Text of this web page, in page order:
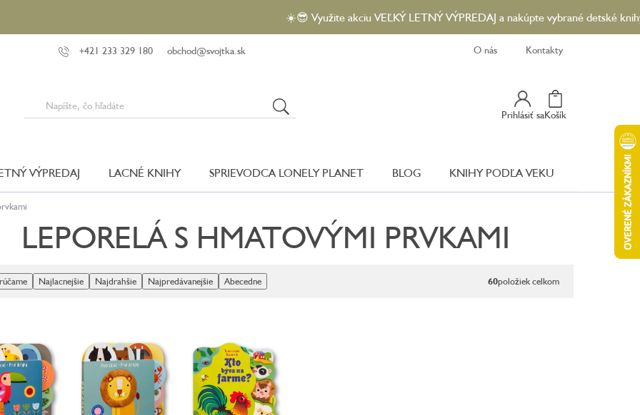
☀️😎 Využite akciu VEĽKÝ LETNÝ VÝPREDAJ a nakúpte vybrané detské knihy so
+421 233 329 180 obchod@svojtka.sk O nás Kontakty
Prihlásiť sa
Nákupný
Košík
VÝPREDAJ LACNÉ KNIHY SPRIEVODCA LONELY PLANET BLOG KNIHY PODĽA VEKU
LEPORELÁ S HMATOVÝMI PRVKAMI
Najlacnejšie Najdrahšie Najpredávanejšie Abecedne 60položiek celkom